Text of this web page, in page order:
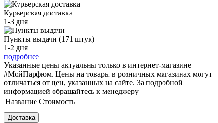
Курьерская доставка
1-3 дня
Пункты выдачи (171 штук)
1-2 дня
подробнее
Указанные цены актуальны только в интернет-магазине
#МойПарфюм. Цены на товары в розничных магазинах могут
отличаться от цен, указанных на сайте. За подробной
информацией обращайтесь к менеджеру
Название Стоимость
Доставка